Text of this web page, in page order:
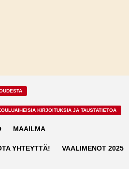
KIRJOITUKSIA JA TAUSTATIETOA
MAAILMA
YHTEYTTÄ! VAALIMENOT 2025